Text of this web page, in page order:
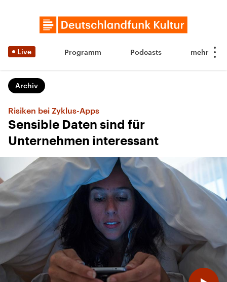
Live Programm Podcasts
Archiv
Risiken bei Zyklus-Apps
Sensible Daten sind für
Unternehmen interessant